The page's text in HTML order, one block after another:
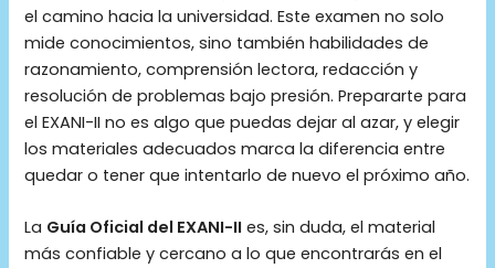
el camino hacia la universidad. Este examen no solo
mide conocimientos, sino también habilidades de
razonamiento, comprensión lectora, redacción y
resolución de problemas bajo presión. Prepararte para
el EXANI-II no es algo que puedas dejar al azar, y elegir
los materiales adecuados marca la diferencia entre
quedar o tener que intentarlo de nuevo el próximo año.
La Guía Oficial del EXANI-II es, sin duda, el material
más confiable y cercano a lo que encontrarás en el